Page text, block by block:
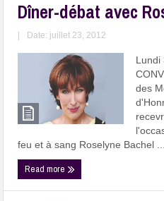
Dîner-débat avec
Date: juillet 23, 2012
Lundi
des
feu et à sang Roselyne Bachel ...
Read more